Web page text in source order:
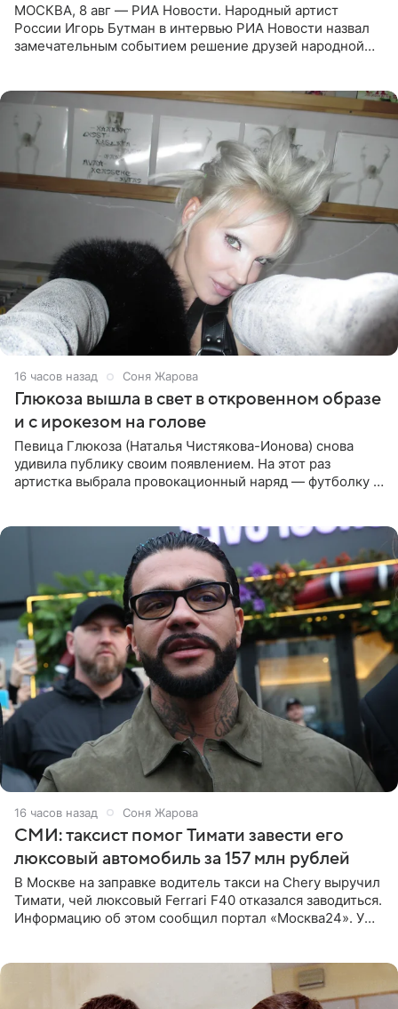
МОСКВА, 8 авг — РИА Новости. Народный артист
России Игорь Бутман в интервью РИА Новости назвал
замечательным событием решение друзей народной
16 часов назад Соня Жарова
Глюкоза вышла в свет в откровенном образе
и с ирокезом на голове
Певица Глюкоза (Наталья Чистякова-Ионова) снова
удивила публику своим появлением. На этот раз
артистка выбрала провокационный наряд — футболку с
16 часов назад Соня Жарова
СМИ: таксист помог Тимати завести его
люксовый автомобиль за 157 млн рублей
В Москве на заправке водитель такси на Chery выручил
Тимати, чей люксовый Ferrari F40 отказался заводиться.
Информацию об этом сообщил портал «Москва24». У